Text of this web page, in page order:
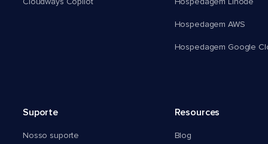
Cloudways Copilot Hospedagem Linode
Hospedagem AWS
Hospedagem Google
Suporte
Nosso suporte
Resources
Blog